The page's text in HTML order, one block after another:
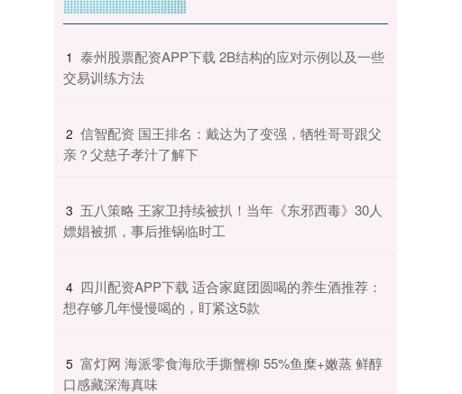
1 ​泰州股票配资APP下载 2B结构的应对示例以及一些
交易训练方法
2 ​信智配资 国王排名：戴达为了变强，牺牲哥哥跟父
亲？父慈子孝汁了解下
3 ​五八策略 王家卫持续被扒！当年《东邪西毒》30人
嫖娼被抓，事后推锅临时工
4 ​四川配资APP下载 适合家庭团圆喝的养生酒推荐：
想存够几年慢慢喝的，盯紧这5款
5 ​富灯网 海派零食海欣手撕蟹柳 55%鱼糜+嫩蒸 鲜醇
口感藏深海真味